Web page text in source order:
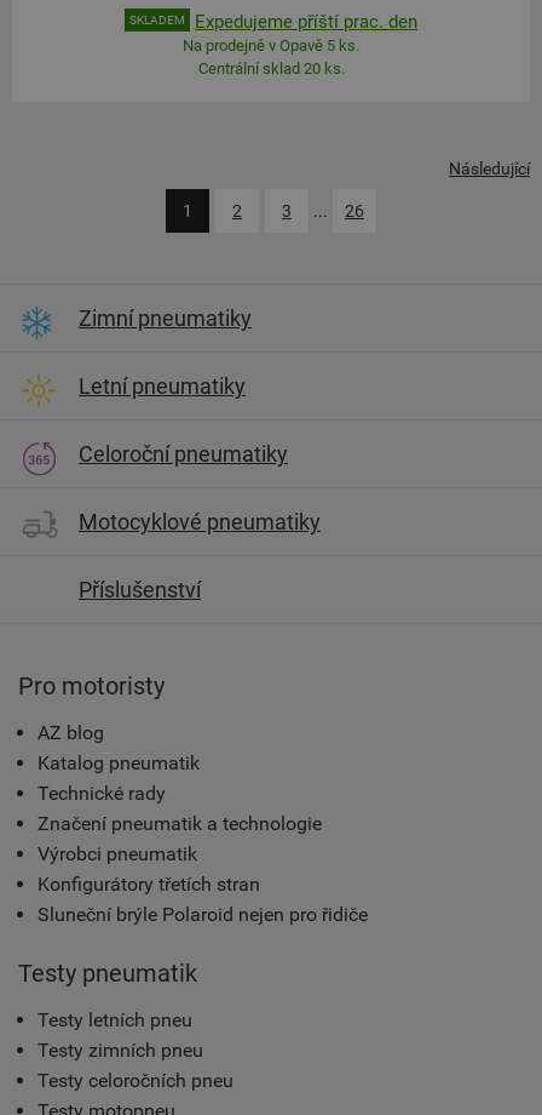
SKLADEM Expedujeme příští prac. den
Na prodejně v Opavě 5 ks.
Centrální sklad 20 ks.
1 2 3 ... 26
Následující
Zimní pneumatiky
Letní pneumatiky
Celoroční pneumatiky
Motocyklové pneumatiky
Příslušenství
Pro motoristy
AZ blog
Katalog pneumatik
Technické rady
Značení pneumatik a technologie
Výrobci pneumatik
Konfigurátory třetích stran
Sluneční brýle Polaroid nejen pro řidiče
Testy pneumatik
Testy letních pneu
Testy zimních pneu
Testy celoročních pneu